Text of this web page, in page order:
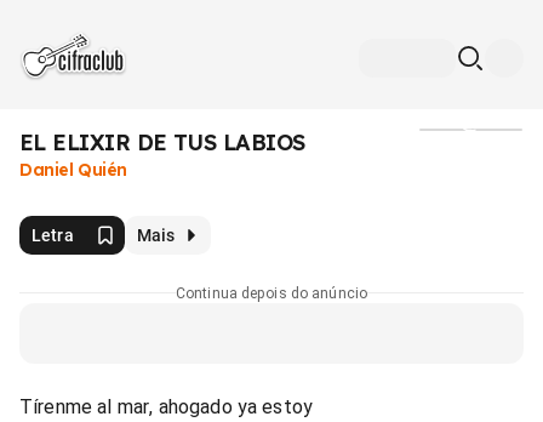
EL ELIXIR DE TUS LABIOS
Daniel Quién
Letra Mais
Continua depois do anúncio
Tírenme al mar, ahogado ya estoy